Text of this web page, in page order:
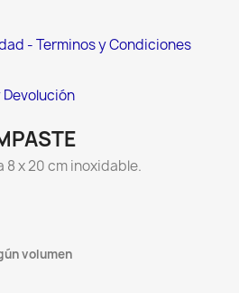
- Terminos y Condiciones
Devolución
8 x 20 cm inoxidable.
volumen